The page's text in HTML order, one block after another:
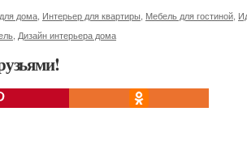
дома Интерьер для квартиры Мебель для гостиной
Дизайн интерьера дома